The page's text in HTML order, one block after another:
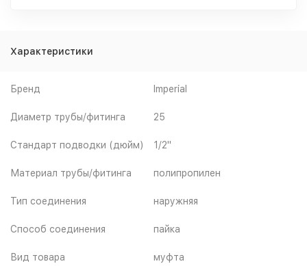
Характеристики
Бренд Imperial
Диаметр трубы/фитинга 25
Стандарт подводки (дюйм) 1/2"
Материал трубы/фитинга полипропилен
Тип соединения наружняя
Способ соединения пайка
Вид товара муфта